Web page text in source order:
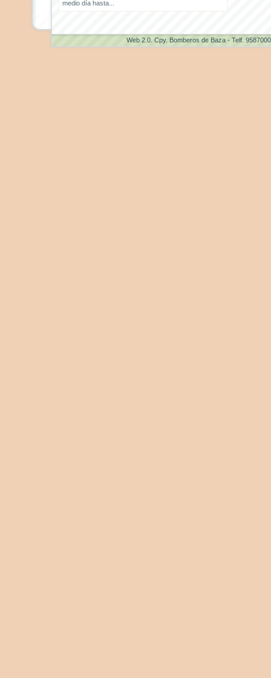
medio día hasta...
Web 2.0 . Cpy. Bomberos de Baza - Telf.